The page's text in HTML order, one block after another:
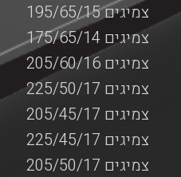
צמיגים 195/65/15
צמיגים 175/65/14
צמיגים 205/60/16
צמיגים 225/50/17
צמיגים 205/45/17
צמיגים 225/45/17
צמיגים 205/50/17